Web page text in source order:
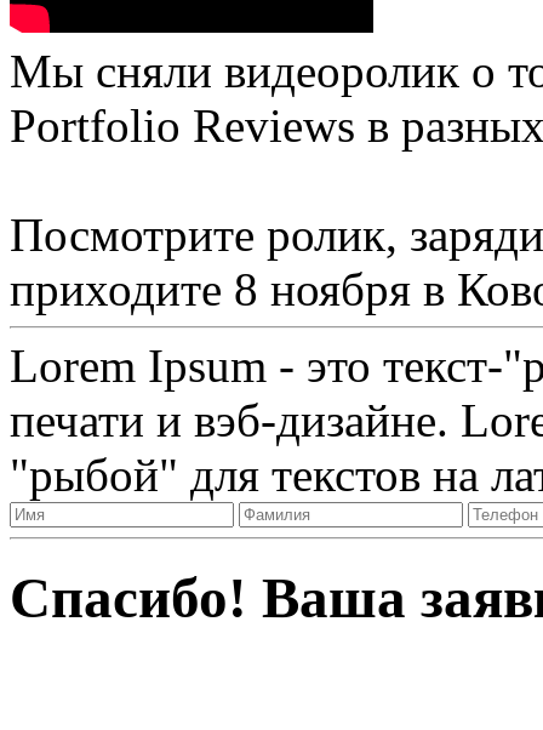
Мы сняли видеоролик о
Portfolio Reviews в
Посмотрите ролик,
приходите 8 ноября в
Lorem Ipsum - это текст-
печати и вэб-дизайне.
"рыбой" для текстов на
Спасибо! Ваша